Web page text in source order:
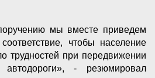
мы вместе приведем
чтобы население
трудностей при передвижении
- резюмировал